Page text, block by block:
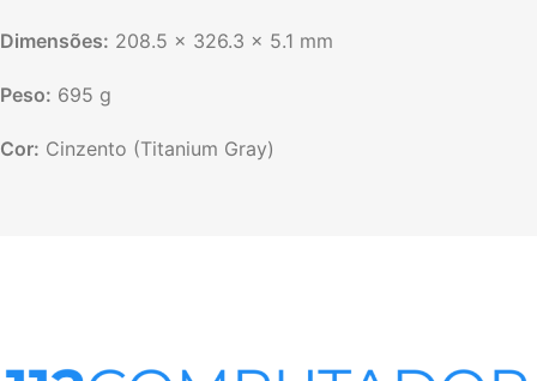
Dimensões: 208.5 × 326.3 × 5.1 mm
Peso: 695 g
Cor: Cinzento (Titanium Gray)